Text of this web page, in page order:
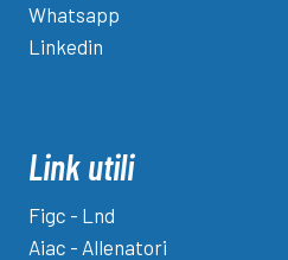
Whatsapp
Linkedin
Link utili
Figc - Lnd
Aiac - Allenatori